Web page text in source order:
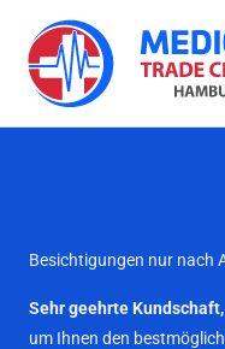
Inhalt
springen
Besichtigungen nur nach
Sehr geehrte Kundschaft,
um Ihnen den